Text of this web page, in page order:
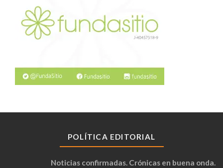
POLÍTICA EDITORIAL
Noticias confirmadas. Crónicas en buena onda.